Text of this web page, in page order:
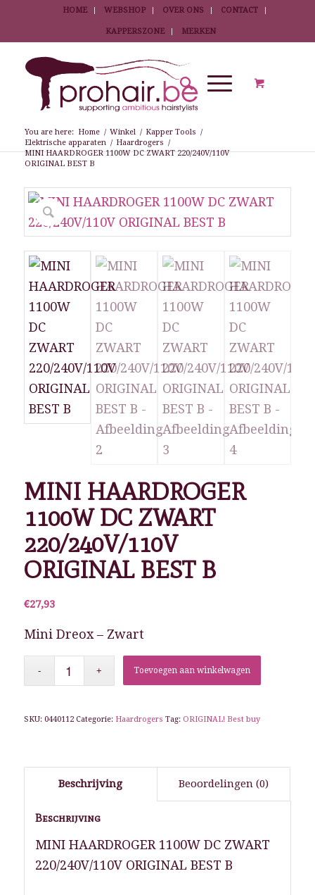
HOME WEBSHOP OVER ONS CONTACT
KAPPERSZONE MERKEN
You are here: Home / Winkel / Kapper Tools /
Elektrische apparaten / Haardrogers /
MINI HAARDROGER 1100W DC ZWART 220/240V/110V
ORIGINAL BEST B
MINI HAARDROGER
1100W DC ZWART
220/240V/110V
ORIGINAL BEST B
€27,93
Mini Dreox – Zwart
Toevoegen aan winkelwagen
SKU: 0440112 Categorie: Haardrogers Tag: ORIGINAL! Best buy
Beschrijving Beoordelingen (0)
Beschrijving
MINI HAARDROGER 1100W DC ZWART
220/240V/110V ORIGINAL BEST B